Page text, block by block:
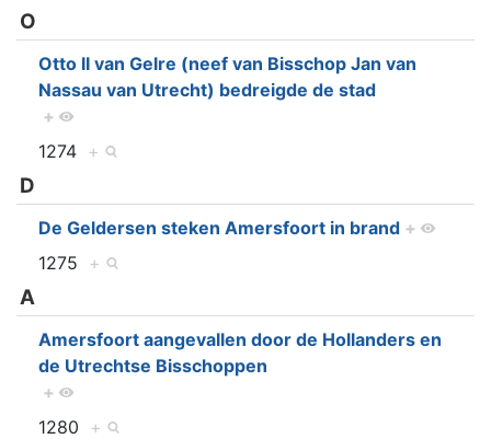
O
Otto II van Gelre (neef van Bisschop Jan van
Nassau van Utrecht) bedreigde de stad
+
1274 +
D
De Geldersen steken Amersfoort in brand +
1275 +
A
Amersfoort aangevallen door de Hollanders en
de Utrechtse Bisschoppen
+
1280 +